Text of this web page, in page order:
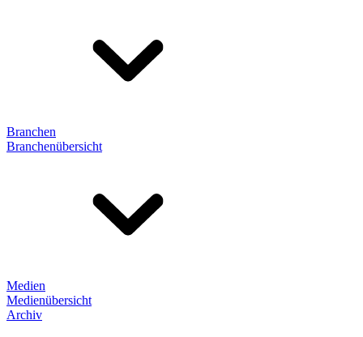
Branchen
Branchenübersicht
Medien
Medienübersicht
Archiv